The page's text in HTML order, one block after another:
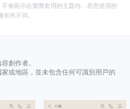
會顯示在實際套用的主題內。若您使用的
所不同。
創作者。
或地區，並未包含任何可識別用戶的